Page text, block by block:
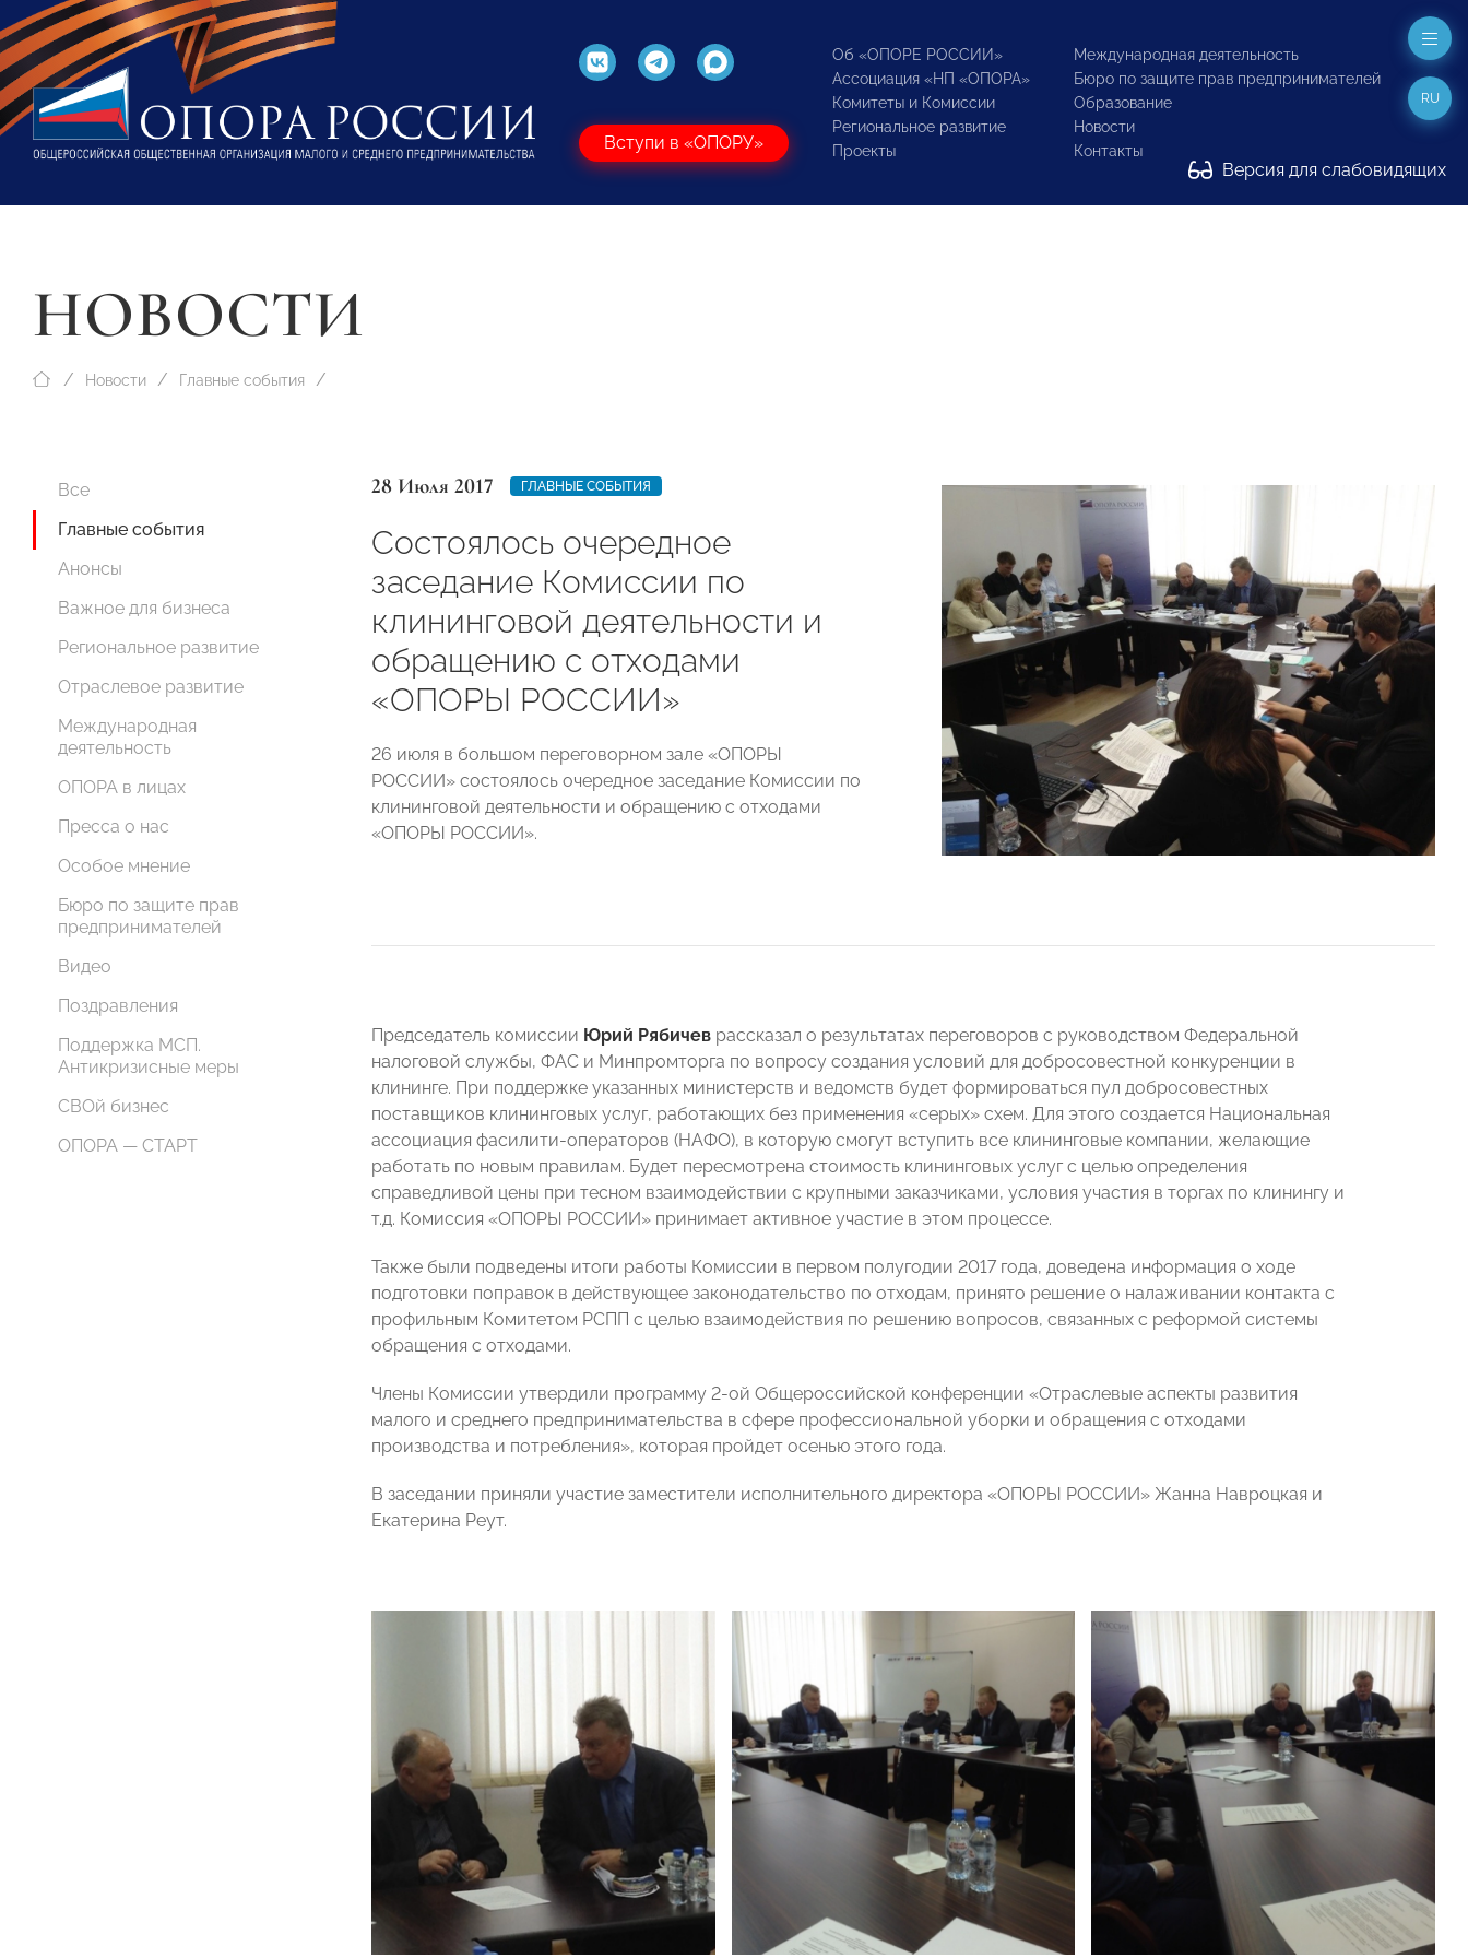
Вступи в «ОПОРУ»
Об «ОПОРЕ РОССИИ»
Ассоциация «НП «ОПОРА»
Комитеты и Комиссии
Региональное развитие
Проекты
Международная деятельность
Бюро по защите прав предпринимателей
Образование
Новости
Контакты
Версия для слабовидящих
RU
НОВОСТИ
Новости Главные события
Все
Главные события
Анонсы
Важное для бизнеса
Региональное развитие
Отраслевое развитие
Международная
деятельность
ОПОРА в лицах
Пресса о нас
Особое мнение
Бюро по защите прав
предпринимателей
Видео
Поздравления
Поддержка МСП.
Антикризисные меры
СВОй бизнес
ОПОРА — СТАРТ
28 Июля 2017 ГЛАВНЫЕ СОБЫТИЯ
Состоялось очередное
заседание Комиссии по
клининговой деятельности и
обращению с отходами
«ОПОРЫ РОССИИ»
26 июля в большом переговорном зале «ОПОРЫ
РОССИИ» состоялось очередное заседание Комиссии по
клининговой деятельности и обращению с отходами
«ОПОРЫ РОССИИ».
Председатель комиссии Юрий Рябичев рассказал о результатах переговоров с руководством Федеральной
налоговой службы, ФАС и Минпромторга по вопросу создания условий для добросовестной конкуренции в
клининге. При поддержке указанных министерств и ведомств будет формироваться пул добросовестных
поставщиков клининговых услуг, работающих без применения «серых» схем. Для этого создается Национальная
ассоциация фасилити-операторов (НАФО), в которую смогут вступить все клининговые компании, желающие
работать по новым правилам. Будет пересмотрена стоимость клининговых услуг с целью определения
справедливой цены при тесном взаимодействии с крупными заказчиками, условия участия в торгах по клинингу и
т.д. Комиссия «ОПОРЫ РОССИИ» принимает активное участие в этом процессе.
Также были подведены итоги работы Комиссии в первом полугодии 2017 года, доведена информация о ходе
подготовки поправок в действующее законодательство по отходам, принято решение о налаживании контакта с
профильным Комитетом РСПП с целью взаимодействия по решению вопросов, связанных с реформой системы
обращения с отходами.
Члены Комиссии утвердили программу 2-ой Общероссийской конференции «Отраслевые аспекты развития
малого и среднего предпринимательства в сфере профессиональной уборки и обращения с отходами
производства и потребления», которая пройдет осенью этого года.
В заседании приняли участие заместители исполнительного директора «ОПОРЫ РОССИИ» Жанна Навроцкая и
Екатерина Реут.